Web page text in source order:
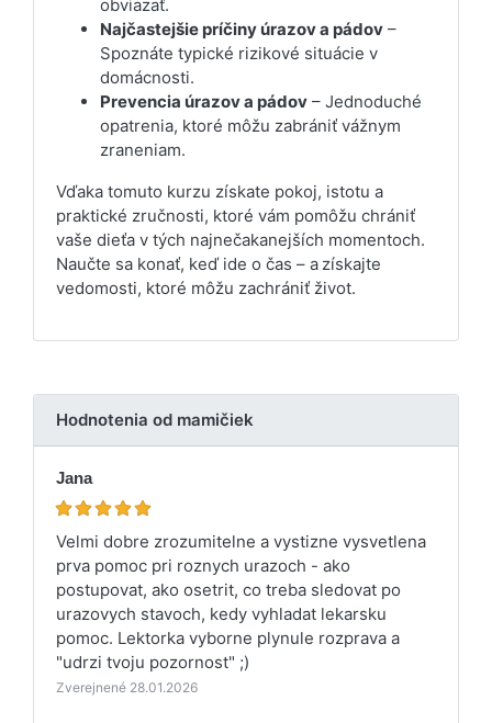
obviazať.
Najčastejšie príčiny úrazov a pádov –
Spoznáte typické rizikové situácie v
domácnosti.
Prevencia úrazov a pádov – Jednoduché
opatrenia, ktoré môžu zabrániť vážnym
zraneniam.
Vďaka tomuto kurzu získate pokoj, istotu a
praktické zručnosti, ktoré vám pomôžu chrániť
vaše dieťa v tých najnečakanejších momentoch.
Naučte sa konať, keď ide o čas – a získajte
vedomosti, ktoré môžu zachrániť život.
Hodnotenia od mamičiek
Jana
Velmi dobre zrozumitelne a vystizne vysvetlena
prva pomoc pri roznych urazoch - ako
postupovat, ako osetrit, co treba sledovat po
urazovych stavoch, kedy vyhladat lekarsku
pomoc. Lektorka vyborne plynule rozprava a
"udrzi tvoju pozornost" ;)
Zverejnené 28.01.2026